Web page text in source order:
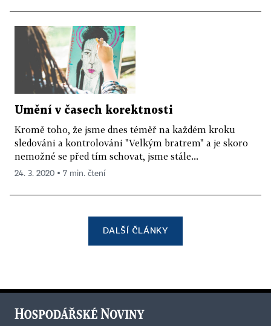
Umění v časech korektnosti
Kromě toho, že jsme dnes téměř na každém kroku
sledováni a kontrolováni "Velkým bratrem" a je skoro
nemožné se před tím schovat, jsme stále...
24. 3. 2020 ▪ 7 min. čtení
DALŠÍ ČLÁNKY